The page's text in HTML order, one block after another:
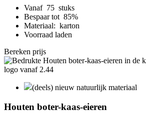
Vanaf 75 stuks
Bespaar tot 85%
Materiaal: karton
Voorraad laden
Bereken prijs
(deels) nieuw natuurlijk materiaal
Houten boter-kaas-eieren